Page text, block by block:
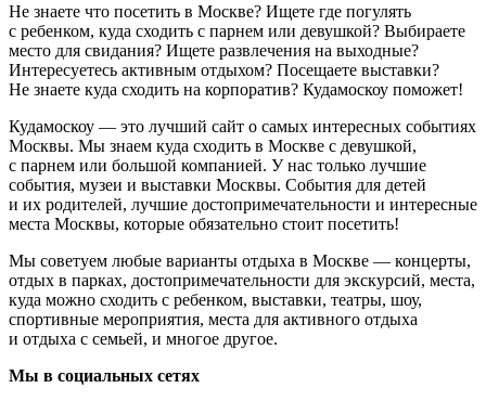
Не знаете что посетить в Москве? Ищете где погулять
с ребенком, куда сходить с парнем или девушкой? Выбираете
место для свидания? Ищете развлечения на выходные?
Интересуетесь активным отдыхом? Посещаете выставки?
Не знаете куда сходить на корпоратив? Кудамоскоу поможет!
Кудамоскоу — это лучший сайт о самых интересных событиях
Москвы. Мы знаем куда сходить в Москве с девушкой,
с парнем или большой компанией. У нас только лучшие
события, музеи и выставки Москвы. События для детей
и их родителей, лучшие достопримечательности и интересные
места Москвы, которые обязательно стоит посетить!
Мы советуем любые варианты отдыха в Москве — концерты,
отдых в парках, достопримечательности для экскурсий, места,
куда можно сходить с ребенком, выставки, театры, шоу,
спортивные мероприятия, места для активного отдыха
и отдыха с семьей, и многое другое.
Мы в социальных сетях